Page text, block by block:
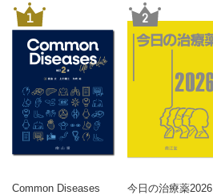
1
Common Diseases
2
今日の治療薬2026